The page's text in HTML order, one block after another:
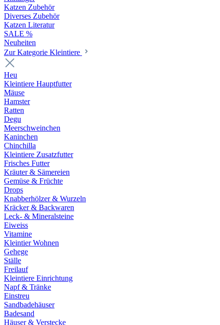
Katzen Zubehör
Diverses Zubehör
Katzen Literatur
SALE %
Neuheiten
Zur Kategorie Kleintiere
Heu
Kleintiere Hauptfutter
Mäuse
Hamster
Ratten
Degu
Meerschweinchen
Kaninchen
Chinchilla
Kleintiere Zusatzfutter
Frisches Futter
Kräuter & Sämereien
Gemüse & Früchte
Drops
Knabberhölzer & Wurzeln
Kräcker & Backwaren
Leck- & Mineralsteine
Eiweiss
Vitamine
Kleintier Wohnen
Gehege
Ställe
Freilauf
Kleintiere Einrichtung
Napf & Tränke
Einstreu
Sandbadehäuser
Badesand
Häuser & Verstecke